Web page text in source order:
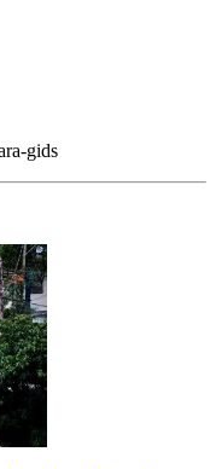
gids